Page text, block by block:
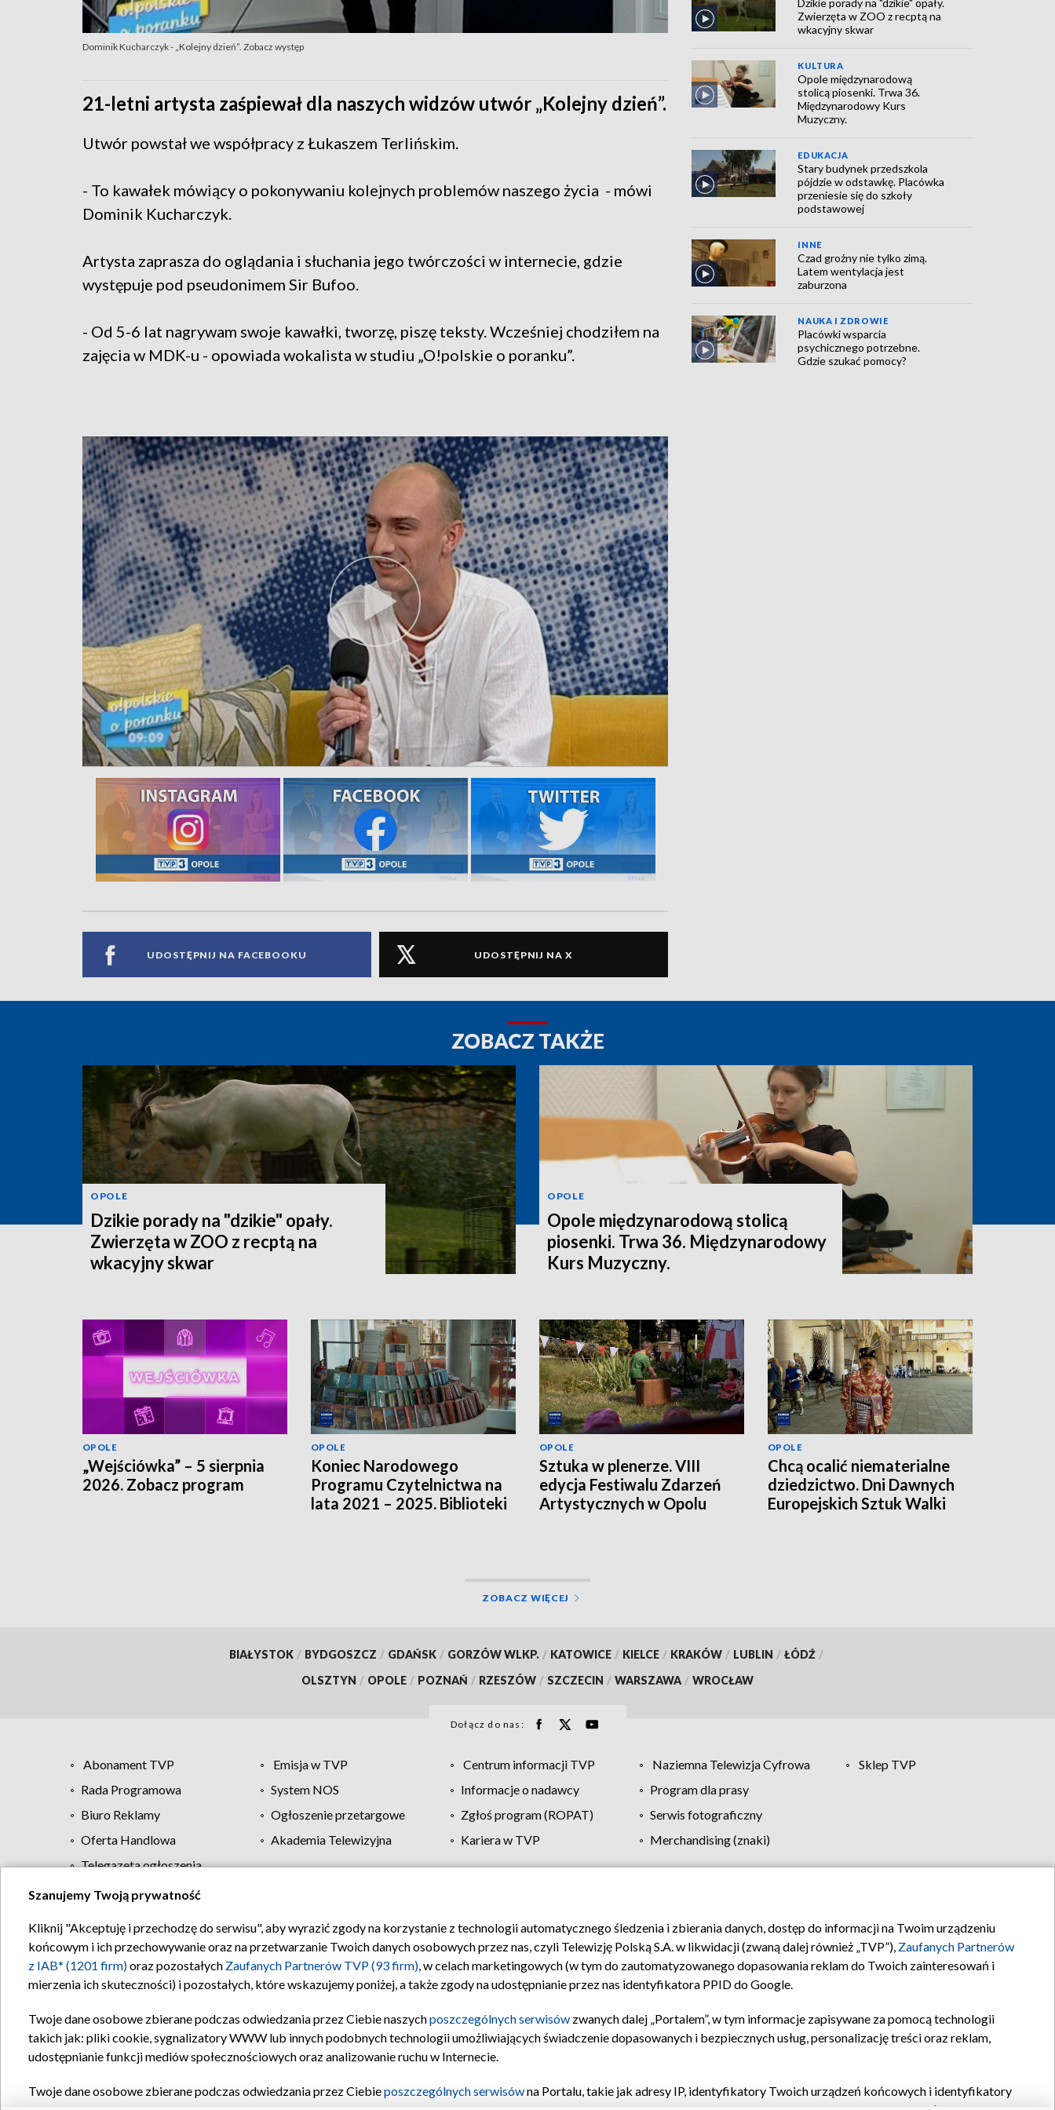
Dominik Kucharczyk - „Kolejny dzień”. Zobacz występ
21-letni artysta zaśpiewał dla naszych widzów utwór „Kolejny dzień”.
Utwór powstał we współpracy z Łukaszem Terlińskim.
- To kawałek mówiący o pokonywaniu kolejnych problemów naszego życia - mówi
Dominik Kucharczyk.
Artysta zaprasza do oglądania i słuchania jego twórczości w internecie, gdzie
występuje pod pseudonimem Sir Bufoo.
- Od 5-6 lat nagrywam swoje kawałki, tworzę, piszę teksty. Wcześniej chodziłem na
zajęcia w MDK-u - opowiada wokalista w studiu „O!polskie o poranku”.
UDOSTĘPNIJ NA FACEBOOKU UDOSTĘPNIJ NA X
Zwierzęta w ZOO z recptą na
wkacyjny skwar
KULTURA
Opole międzynarodową
stolicą piosenki. Trwa 36.
Międzynarodowy Kurs
Muzyczny.
EDUKACJA
Stary budynek przedszkola
pójdzie w odstawkę. Placówka
przeniesie się do szkoły
podstawowej
INNE
Czad groźny nie tylko zimą.
Latem wentylacja jest
zaburzona
NAUKA I ZDROWIE
Placówki wsparcia
psychicznego potrzebne.
Gdzie szukać pomocy?
ZOBACZ TAKŻE
OPOLE
Dzikie porady na "dzikie" opały.
Zwierzęta w ZOO z recptą na
wkacyjny skwar
OPOLE
Opole międzynarodową stolicą
piosenki. Trwa 36. Międzynarodowy
Kurs Muzyczny.
OPOLE
„Wejściówka” – 5 sierpnia
2026. Zobacz program
OPOLE
Koniec Narodowego
Programu Czytelnictwa na
lata 2021 – 2025. Biblioteki
OPOLE
Sztuka w plenerze. VIII
edycja Festiwalu Zdarzeń
Artystycznych w Opolu
OPOLE
Chcą ocalić niematerialne
dziedzictwo. Dni Dawnych
Europejskich Sztuk Walki
ZOBACZ WIĘCEJ
BIAŁYSTOK / BYDGOSZCZ / GDAŃSK / GORZÓW WLKP. / KATOWICE / KIELCE / KRAKÓW / LUBLIN / ŁÓDŹ /
OLSZTYN / OPOLE / POZNAŃ / RZESZÓW / SZCZECIN / WARSZAWA / WROCŁAW
Dołącz do nas:
Abonament TVP Emisja w TVP Centrum informacji TVP Naziemna Telewizja Cyfrowa
Sklep TVP
Rada Programowa
System NOS Informacje o nadawcy
Program dla prasy
Biuro Reklamy
Ogłoszenie przetargowe Zgłoś program (ROPAT)
Serwis fotograficzny
Oferta Handlowa
Akademia Telewizyjna Kariera w TVP
Merchandising (znaki)
Telegazeta ogłoszenia
Regulamin TVP Polityka prywatności Moje zgody Pomoc Biuro reklamy Kontakt
Szanujemy Twoją prywatność
Kliknij "Akceptuję i przechodzę do serwisu", aby wyrazić zgody na korzystanie z technologii automatycznego śledzenia i zbierania danych, dostęp do informacji na Twoim urządzeniu
końcowym i ich przechowywanie oraz na przetwarzanie Twoich danych osobowych przez nas, czyli Telewizję Polską S.A. w likwidacji (zwaną dalej również „TVP”), Zaufanych Partnerów
z IAB* (1201 firm)oraz pozostałych Zaufanych Partnerów TVP (93 firm), w celach marketingowych (w tym do zautomatyzowanego dopasowania reklam do Twoich zainteresowań i
mierzenia ich skuteczności) i pozostałych, które wskazujemy poniżej, a także zgody na udostępnianie przez nas identyfikatora PPID do Google.
Twoje dane osobowe zbierane podczas odwiedzania przez Ciebie naszychposzczególnych serwisów zwanych dalej „Portalem”, w tym informacje zapisywane za pomocą technologii
takich jak: pliki cookie, sygnalizatory WWW lub innych podobnych technologii umożliwiających świadczenie dopasowanych i bezpiecznych usług, personalizację treści oraz reklam,
udostępnianie funkcji mediów społecznościowych oraz analizowanie ruchu w Internecie.
Twoje dane osobowe zbierane podczas odwiedzania przez Ciebieposzczególnych serwisówna Portalu, takie jak adresy IP, identyfikatory Twoich urządzeń końcowych i identyfikatory